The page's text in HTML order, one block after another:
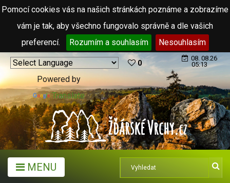
Pomocí cookies vás na našich stránkách poznáme a zobrazíme
vám je tak, aby všechno fungovalo správně a dle vašich
preferencí.
Rozumím a souhlasím Nesouhlasím
Powered by
Translate
0
08. 08.26
05:13
MENU